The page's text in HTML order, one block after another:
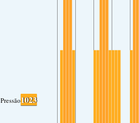
Pressão1023